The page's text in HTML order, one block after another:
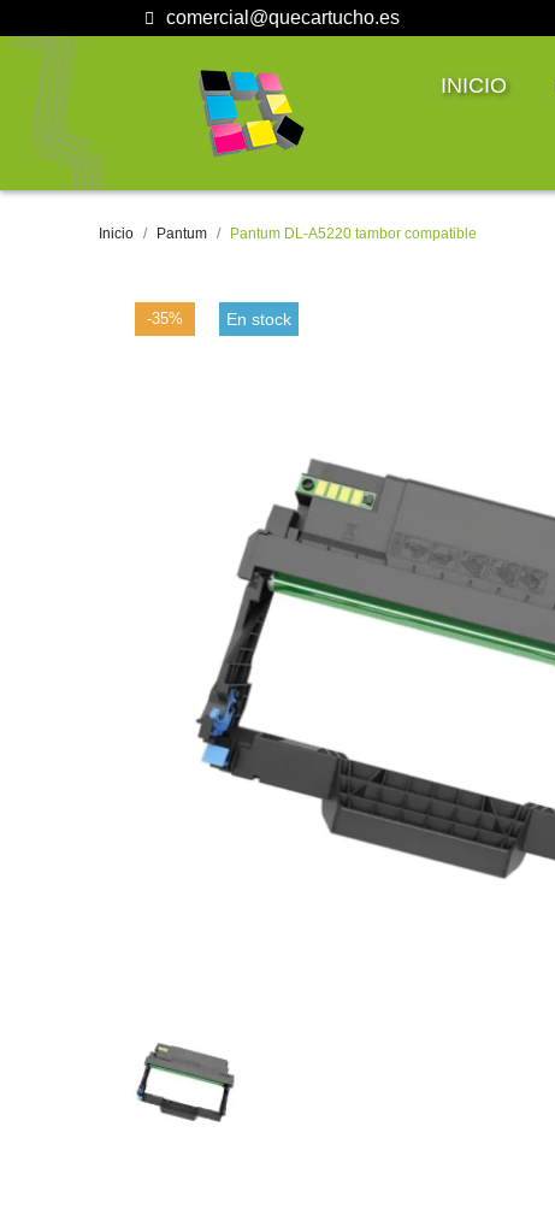
comercial@quecartucho.es
INICIO
Inicio Pantum Pantum DL-A5220 tambor compatible
-35% En stock